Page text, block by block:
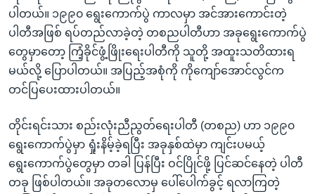
နေရာ
ပါတယ်။ ၁၉၉၀ ရွေးကောက်ပွဲ ကာလမှာ အင်အားကောင်းတဲ့
ပါတီအဖြစ် ရပ်တည်လာခဲ့တဲ့ တစညပါတီဟာ အခုရွေးကောက်ပွဲ
တွေမှာတော့ ကြံ့ခိုင်ဖွံ့ဖြိုးရေးပါတီကို သူတို့ အထူးသတိထားရ
မယ်လို့ ပြောပါတယ်။ အပြည့်အစုံကို ကိုကျော်အောင်လွင်က
တင်ပြပေးထားပါတယ်။
တိုင်းရင်းသား စည်းလုံးညီညွတ်ရေးပါတီ (တစည) ဟာ ၁၉၉၀
ရွေးကောက်ပွဲမှာ ရှုံးနိမ့်ခဲ့ရပြီး အခုနှစ်ထဲမှာ ကျင်းပမယ့်
ရွေးကောက်ပွဲတွေမှာ တခါ ပြန်ပြီး ဝင်ပြိုင်ဖို့ ပြင်ဆင်နေတဲ့ ပါတီ
တခု ဖြစ်ပါတယ်။ အခုတလောမှ ပေါ်ပေါက်ခွင့် ရလာကြတဲ့